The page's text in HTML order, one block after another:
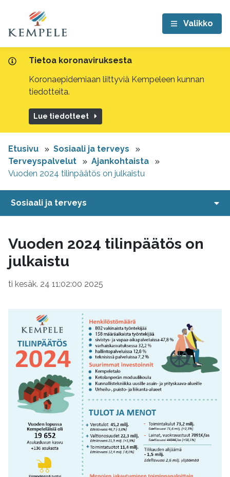
Tietoa koronaviruksesta
Koronaepidemiaan liittyviä Kempeleen kunnan
tiedotteita.
Lue tiedotteet
Valikko
Etusivu
Sosiaali ja terveys
Terveyspalvelut
Ajankohtaista
Vuoden 2024 tilinpäätös on julkaistu
Sosiaali ja terveys
Vuoden 2024 tilinpäätös on
julkaistu
ti kesäk. 24 11:02:00 2025